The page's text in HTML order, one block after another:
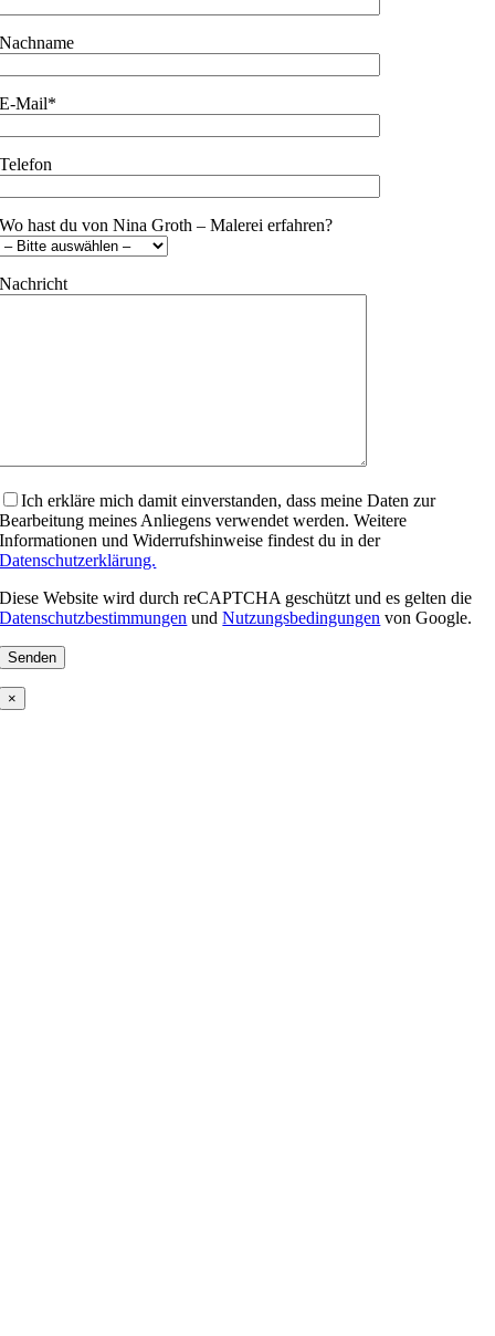
Nachname
E-Mail*
Telefon
Wo hast du von Nina Groth – Malerei erfahren?
Nachricht
lasse dieses Feld leer.
Ich erkläre mich damit einverstanden, dass meine Daten zur
Bearbeitung meines Anliegens verwendet werden. Weitere
Informationen und Widerrufshinweise findest du in der
Datenschutzerklärung.
Diese Website wird durch reCAPTCHA geschützt und es gelten die
Datenschutzbestimmungen undNutzungsbedingungen von Google.
×